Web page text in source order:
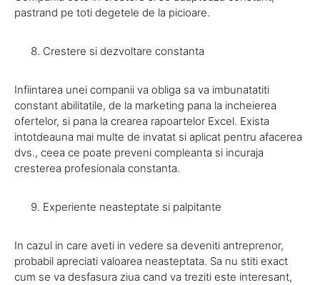
pastrand pe toti degetele de la picioare.
Crestere si dezvoltare constanta
Infiintarea unei companii va obliga sa va imbunatatiti
constant abilitatile, de la marketing pana la incheierea
ofertelor, si pana la crearea rapoartelor Excel. Exista
intotdeauna mai multe de invatat si aplicat pentru afacerea
dvs., ceea ce poate preveni compleanta si incuraja
cresterea profesionala constanta.
Experiente neasteptate si palpitante
In cazul in care aveti in vedere sa deveniti antreprenor,
probabil apreciati valoarea neasteptata. Sa nu stiti exact
cum se va desfasura ziua cand va treziti este interesant,